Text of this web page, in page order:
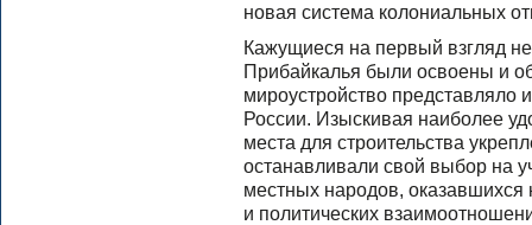
новая система колониальных
Кажущиеся на первый взгляд
Прибайкалья были освоены и
мироустройство представляло
России. Изыскивая наиболее
места для строительства
останавливали свой выбор на
местных народов, оказавшихся
и политических